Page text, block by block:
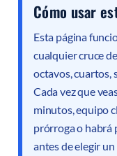
Cómo usar
Esta página
cualquier cruce
octavos, cuartos,
Cada vez que
minutos, equipo
prórroga o habrá
antes de elegir un